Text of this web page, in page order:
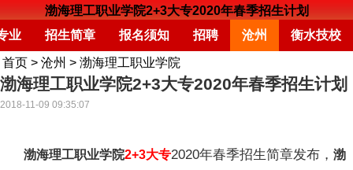
渤海理工职业学院2+3大专2020年春季招生计划
业
招生简章 报名须知 招聘 沧州 衡水技校
首页 > 沧州 > 渤海理工职业学院
渤海理工职业学院2+3大专2020年春季招生计划
2018-11-09 09:35:07
渤海理工职业学院2+3大专2020年春季招生简章发布， 渤